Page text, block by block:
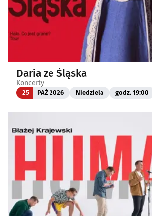
Daria ze Śląska
Koncerty
25 PAŹ 2026 Niedziela godz. 19:00